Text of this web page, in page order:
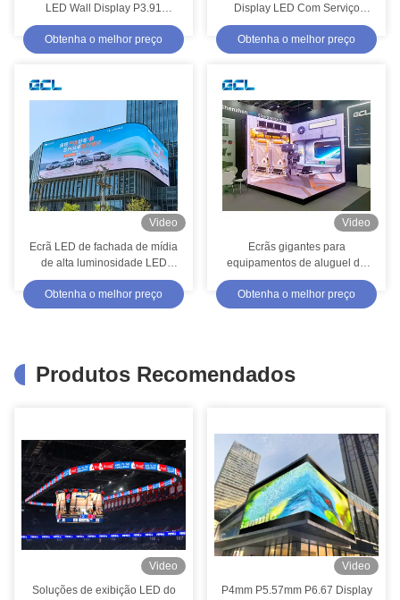
LED Wall Display P3.91
Splicing Seamless LED Video
Screen Stage Background LED
Pane
Obtenha o melhor preço
Display LED Com Serviço
Frente Atrás Ecrã de Display
LED Protegido de Água
Publicidade
Obtenha o melhor preço
Video
Ecrã LED de fachada de mídia
de alta luminosidade LED
parede de vídeo LED à prova
d'água com chip Nationstar
Obtenha o melhor preço
Video
Ecrãs gigantes para
equipamentos de aluguel de
festas
Obtenha o melhor preço
Produtos Recomendados
Video
Soluções de exibição LED do
Video
P4mm P5.57mm P6.67 Display